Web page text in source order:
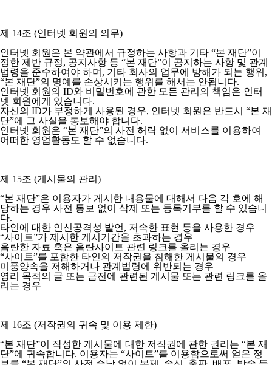
제 14조 (인터넷 회원의 의무)
인터넷 회원은 본 약관에서 규정하는 사항과 기타 “본 재단”이
정한 제반 규정, 공지사항 등 “본 재단”이 공지하는 사항 및 관계
법령을 준수하여야 하며, 기타 회사의 업무에 방해가 되는 행위,
“본 재단”의 명예를 손상시키는 행위를 해서는 안됩니다.
인터넷 회원의 ID와 비밀번호에 관한 모든 관리의 책임은 인터
넷 회원에게 있습니다.
자신의 ID가 부정하게 사용된 경우, 인터넷 회원은 반드시 “본 재
단”에 그 사실을 통보해야 합니다.
인터넷 회원은 “본 재단”의 사전 허락 없이 서비스를 이용하여
어떠한 영업활동도 할 수 없습니다.
제 15조 (게시물의 관리)
“본 재단”은 이용자가 게시한 내용물에 대해서 다음 각 호에 해
당하는 경우 사전 통보 없이 삭제 또는 등록거부를 할 수 있습니
다.
타인에 대한 인신공격성 발언, 저속한 표현 등을 사용한 경우
“사이트”가 제시한 게시기간을 초과하는 경우
음란한 자료 혹은 음란사이트 관련 링크를 올리는 경우
“사이트”를 포함한 타인의 저작권을 침해한 게시물의 경우
미풍양속을 저해하거나 관계법령에 위반되는 경우
영리 목적의 글 또는 금전에 관련된 게시물 또는 관련 링크를 올
리는 경우
제 16조 (저작권의 귀속 및 이용 제한)
“본 재단”이 작성한 게시물에 대한 저작권에 관한 권리는 “본 재
단”에 귀속합니다. 이용자는 “사이트”를 이용함으로써 얻은 정